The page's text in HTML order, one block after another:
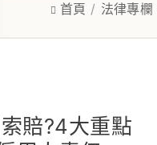
首頁 法律專欄
賠?4大重點